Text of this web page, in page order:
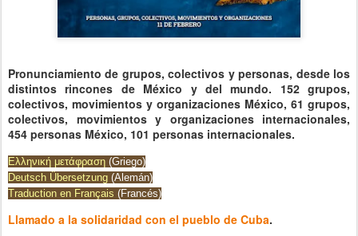
Pronunciamiento de grupos, colectivos y personas, desde los
distintos rincones de México y del mundo. 152 grupos,
colectivos, movimientos y organizaciones México, 61 grupos,
colectivos, movimientos y organizaciones internacionales,
454 personas México, 101 personas internacionales.
Ελληνική μετάφραση (Griego)
Deutsch Übersetzung (Alemán)
Traduction en Français (Francés)
Llamado a la solidaridad con el pueblo de Cuba.